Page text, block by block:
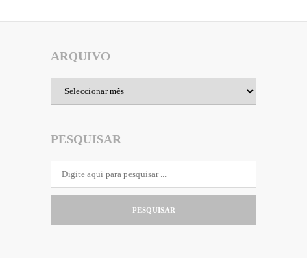
ARQUIVO
PESQUISAR
PESQUISAR